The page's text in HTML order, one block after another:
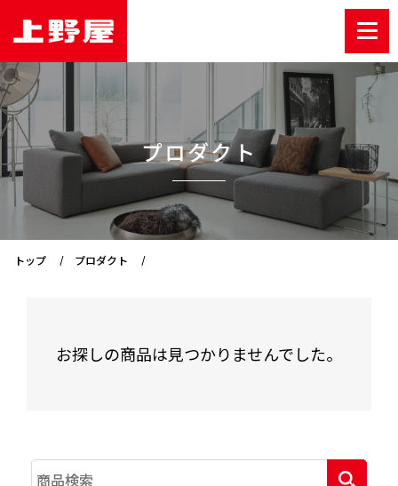
プロダクト
トップ プロダクト
お探しの商品は見つかりませんでした。